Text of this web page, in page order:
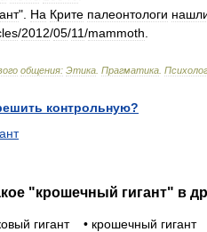
". На Крите палеонтологи
/2012/05/11/mammoth
общения: Этика Прагматика
контрольную?
"крошечный гигант" в
гигант • крошечный гигант